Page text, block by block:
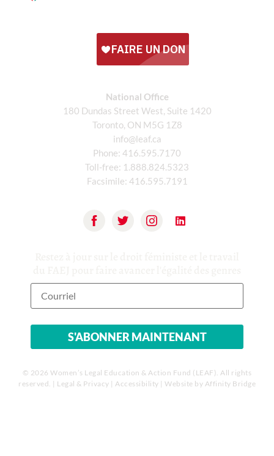
National Office
180 Dundas Street West, Suite 1420
Toronto, ON M5G 1Z8
info@leaf.ca
Phone: 416.595.7170
Toll-free: 1.888.824.5323
Facsimile: 416.595.7191
© 2026 Women’s Legal Education & Action Fund (LEAF). All rights
reserved. | Legal & Privacy | Accessibility | Website by Affinity Bridge